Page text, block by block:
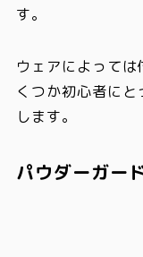
す。
ウェアによって
くつか初心者に
します。
パウダーガー